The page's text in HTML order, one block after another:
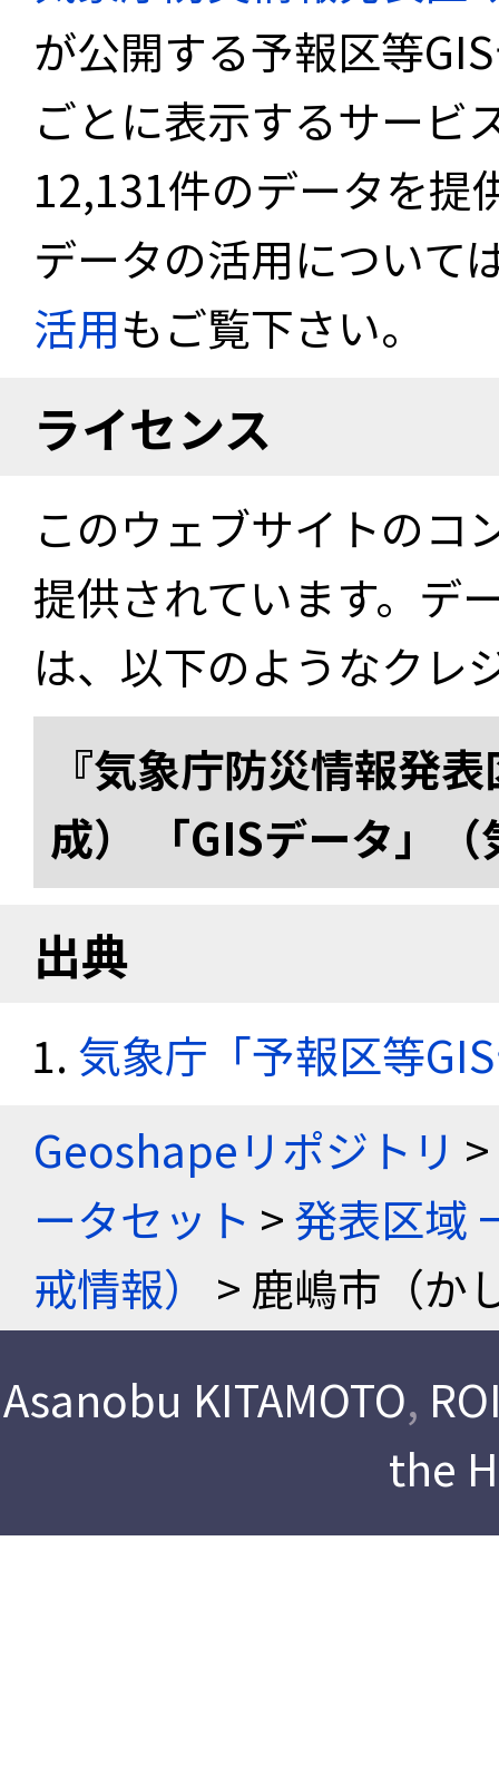
が公開する予報区等
ごとに表示するサービ
12,131件のデータを提
データの活用について
活用もご覧下さい。
ライセンス
このウェブサイトのコ
提供されています。デ
は、以下のようなクレ
『気象庁防災情報発
成） 「GISデータ」
出典
気象庁「予報区等
Geoshapeリポジトリ >
ータセット >発表区域
戒情報）
> 鹿嶋市（か
Asanobu KITAMOTO,
the